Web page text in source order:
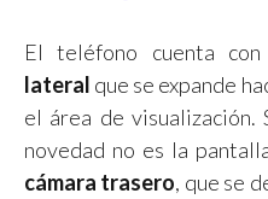
El teléfono cuenta con
lateral que se expande
el área de visualización.
novedad no es la
cámara trasero, que se